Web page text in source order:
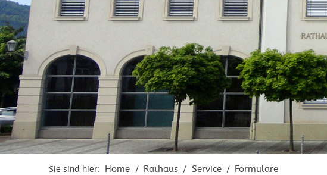
Sie sind hier: Home / Rathaus / Service / Formulare